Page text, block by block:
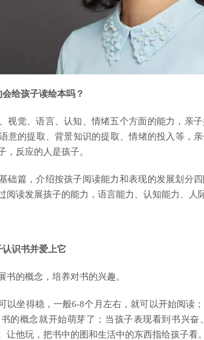
给孩子读绘本吗？
视觉、语言、认知、情绪五个方面的能力，亲
意的提取、背景知识的提取、情绪的投入等，
，反应的人是孩子。
础篇，介绍按孩子阅读能力和表现的发展划分
阅读发展孩子的能力，语言能力、认知能力、人
识书并爱上它
书的概念，培养对书的兴趣。
以坐得稳，一般6-8个月左右，就可以开始阅读
的概念就开始萌芽了；当孩子表现看到书兴
让他玩，把书中的图和生活中的东西指给孩子看。